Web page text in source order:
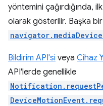
yöntemini çağırdığında,
olarak gösterilir. Başka
Bildirim API'si veya Cihaz
API'lerde genellikle